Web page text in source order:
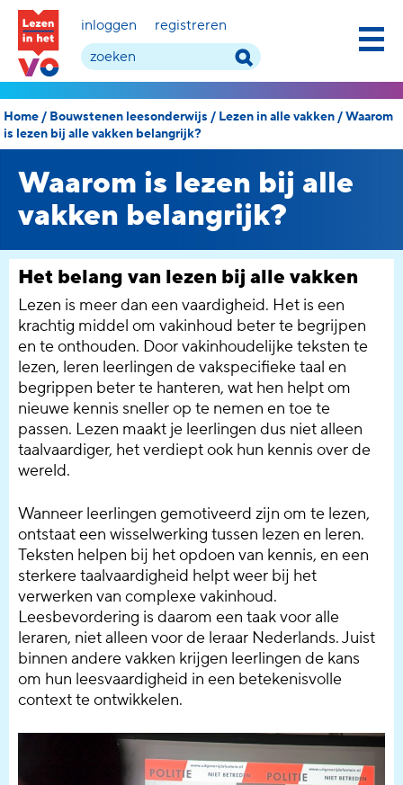
inloggen registreren
Home/ Bouwstenen leesonderwijs / Lezen in alle vakken/Waarom
is lezen bij alle vakken belangrijk?
Waarom is lezen bij alle
vakken belangrijk?
Het belang van lezen bij alle vakken
Lezen is meer dan een vaardigheid. Het is een
krachtig middel om vakinhoud beter te begrijpen
en te onthouden. Door vakinhoudelijke teksten te
lezen, leren leerlingen de vakspecifieke taal en
begrippen beter te hanteren, wat hen helpt om
nieuwe kennis sneller op te nemen en toe te
passen. Lezen maakt je leerlingen dus niet alleen
taalvaardiger, het verdiept ook hun kennis over de
wereld.
Wanneer leerlingen gemotiveerd zijn om te lezen,
ontstaat een wisselwerking tussen lezen en leren.
Teksten helpen bij het opdoen van kennis, en een
sterkere taalvaardigheid helpt weer bij het
verwerken van complexe vakinhoud.
Leesbevordering is daarom een taak voor alle
leraren, niet alleen voor de leraar Nederlands. Juist
binnen andere vakken krijgen leerlingen de kans
om hun leesvaardigheid in een betekenisvolle
context te ontwikkelen.